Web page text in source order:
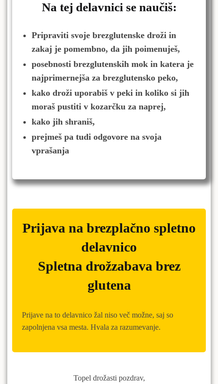
Na tej delavnici se naučiš:
Pripraviti svoje brezglutenske droži in
zakaj je pomembno, da jih poimenuješ,
posebnosti brezglutenskih mok in katera je
najprimernejša za brezglutensko peko,
kako droži uporabiš v peki in koliko si jih
moraš pustiti v kozarčku za naprej,
kako jih shraniš,
prejmeš pa tudi odgovore na svoja
vprašanja
Prijava na brezplačno spletno
delavnico
Spletna drožzabava brez
glutena
Prijave na to delavnico žal niso več možne, saj so
zapolnjena vsa mesta. Hvala za razumevanje.
Topel drožasti pozdrav,